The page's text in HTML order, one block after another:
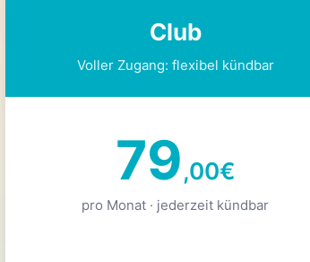
Club
Voller Zugang: flexibel kündbar
79,00€
pro Monat · jederzeit kündbar